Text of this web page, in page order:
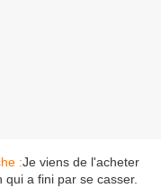
Je viens de l'acheter
a fini par se casser.